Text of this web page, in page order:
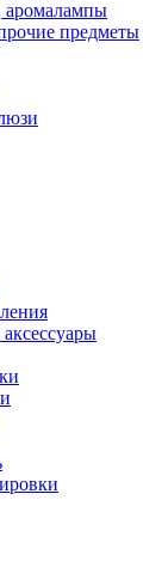
аромалампы
предметы